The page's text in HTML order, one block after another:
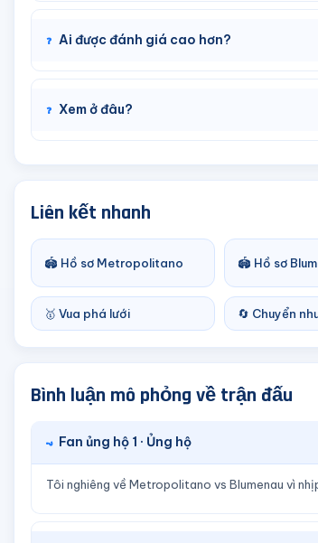
Ai được đánh giá cao hơn?
Xem ở đâu?
Liên kết nhanh
🏟️ Hồ sơ Metropolitano 🏟️ Hồ sơ
🥇 Vua phá lưới 🔄 Chuyển
Bình luận mô phỏng về trận đấu
Fan ủng hộ 1 · Ủng hộ
Tôi nghiêng về Metropolitano vs Blumenau vì